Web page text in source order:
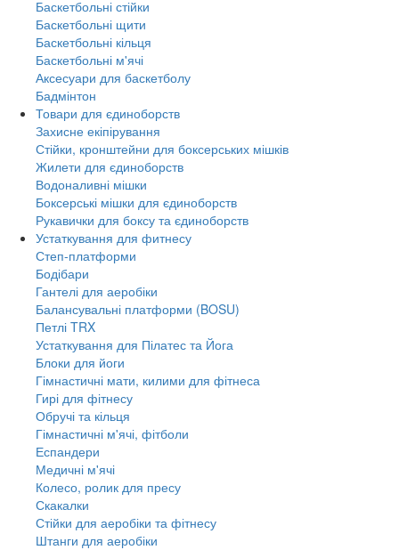
Баскетбольні стійки
Баскетбольні щити
Баскетбольні кільця
Баскетбольні м'ячі
Аксесуари для баскетболу
Бадмінтон
Товари для єдиноборств
Захисне екіпірування
Стійки, кронштейни для боксерських мішків
Жилети для єдиноборств
Водоналивні мішки
Боксерські мішки для єдиноборств
Рукавички для боксу та єдиноборств
Устаткування для фитнесу
Степ-платформи
Бодібари
Гантелі для аеробіки
Балансувальні платформи (BOSU)
Петлі TRX
Устаткування для Пілатес та Йога
Блоки для йоги
Гімнастичні мати, килими для фітнеса
Гирі для фітнесу
Обручі та кільця
Гімнастичні м'ячі, фітболи
Еспандери
Медичні м'ячі
Колесо, ролик для пресу
Скакалки
Стійки для аеробіки та фітнесу
Штанги для аеробіки